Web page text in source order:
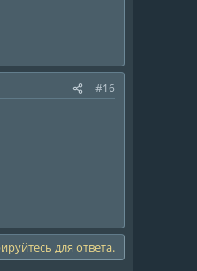
#16
для ответа.